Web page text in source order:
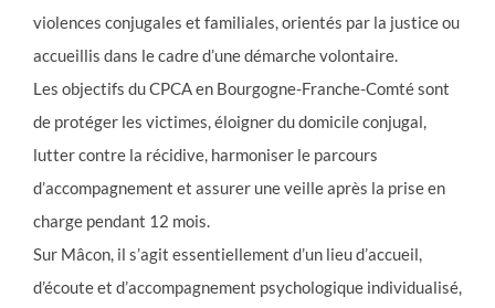
violences conjugales et familiales, orientés par la justice ou
accueillis dans le cadre d’une démarche volontaire.
Les objectifs du CPCA en Bourgogne-Franche-Comté sont
de protéger les victimes, éloigner du domicile conjugal,
lutter contre la récidive, harmoniser le parcours
d’accompagnement et assurer une veille après la prise en
charge pendant 12 mois.
Sur Mâcon, il s’agit essentiellement d’un lieu d’accueil,
d’écoute et d’accompagnement psychologique individualisé,